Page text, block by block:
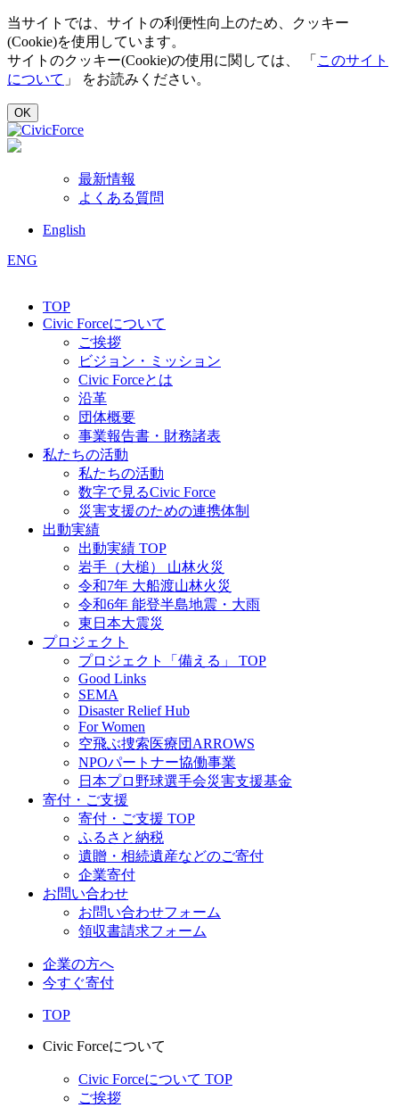
当サイトでは、サイトの利便性向上のため、クッキー
(Cookie)を使用しています。
サイトのクッキー(Cookie)の使用に関しては、 「 このサイト
について 」 をお読みください。
OK
最新情報
よくある質問
English
ENG
TOP
Civic Forceについて
ご挨拶
ビジョン・ミッション
Civic Forceとは
沿革
団体概要
事業報告書・財務諸表
私たちの活動
私たちの活動
数字で見るCivic Force
災害支援のための連携体制
出動実績
出動実績 TOP
岩手（大槌） 山林火災
令和7年 大船渡山林火災
令和6年 能登半島地震・大雨
東日本大震災
プロジェクト
プロジェクト「備える」 TOP
Good Links
SEMA
Disaster Relief Hub
For Women
空飛ぶ捜索医療団ARROWS
NPOパートナー協働事業
日本プロ野球選手会災害支援基金
寄付・ご支援
寄付・ご支援 TOP
ふるさと納税
遺贈・相続遺産などのご寄付
企業寄付
お問い合わせ
お問い合わせフォーム
領収書請求フォーム
企業の方へ
今すぐ寄付
TOP
Civic Forceについて
Civic Forceについて TOP
ご挨拶